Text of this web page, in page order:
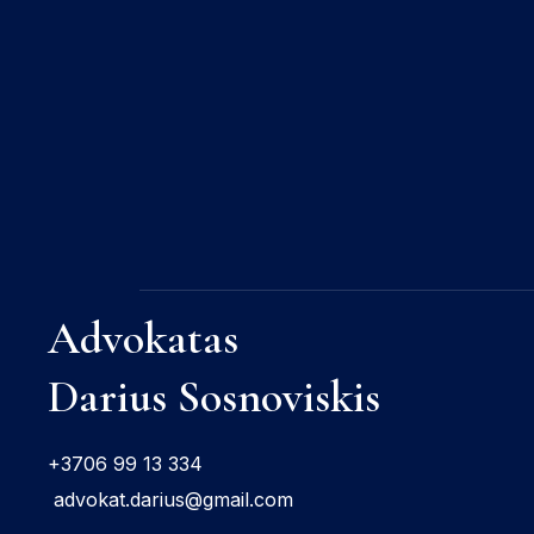
Advokatas
Darius Sosnoviskis
+3706 99 13 334
advokat.darius@gmail.com